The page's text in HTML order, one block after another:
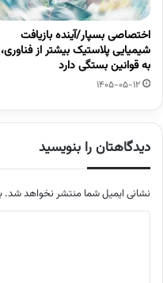
اختصاصی بسپار/آینده بازیافت
شیمیایی پلاستیک بیشتر از فناوری،
به قوانین بستگی دارد
1405-05-12
دیدگاهتان را بنویسید
نشانی ایمیل شما منتشر نخواهد شد.